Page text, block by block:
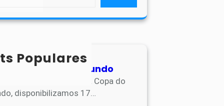
Populares
Copa do Mundo
apostila de atividades da Copa do
disponibilizamos 17…